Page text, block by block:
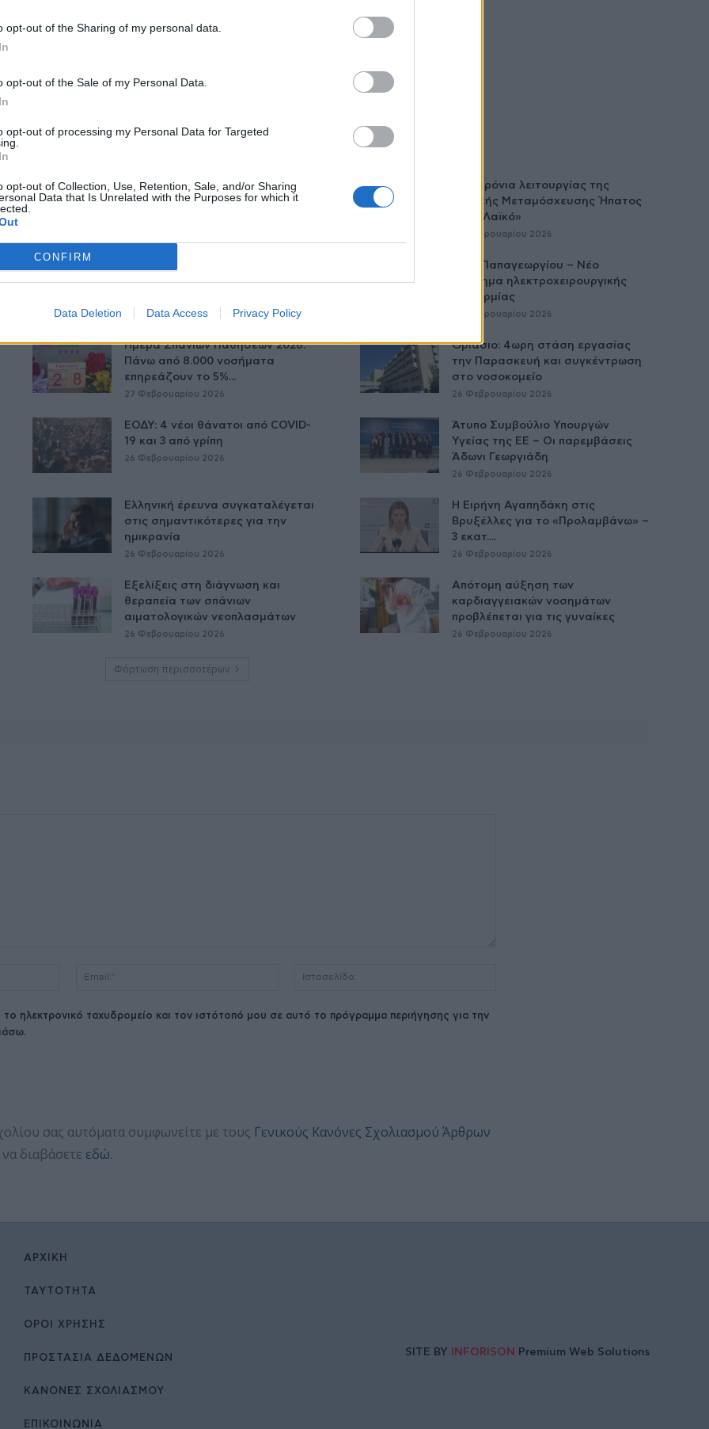
opt-out of the Sharing of my personal data.
opt-out of the Sale of my Personal Data.
opt-out of processing my Personal Data for Targeted
opt-out of Collection, Use, Retention, Sale, and/or Sharing
Data that Is Unrelated with the Purposes for which it
CONFIRM
Data Deletion Data Access Privacy Policy
Δείτε Ακόμη
Παράρτημα του Παίδων “Αγία
Σοφία” στο Ίλιον – Τι
Δύο χρόνια λειτουργίας της
Κλινικής Μεταμόσχευσης Ήπατος
στο «Λαϊκό»
27 Φεβρουαρίου 2026
ενήλικες θα νοσήσει
Νοσ. Παπαγεωργίου – Νέο
σύστημα ηλεκτροχειρουργικής
διαθερμίας
27 Φεβρουαρίου 2026
Ημέρα Σπανίων Παθήσεων 2026:
Πάνω από 8.000 νοσήματα
επηρεάζουν το 5%...
27 Φεβρουαρίου 2026
Θριάσιο: 4ωρη στάση εργασίας
την Παρασκευή και συγκέντρωση
στο νοσοκομείο
26 Φεβρουαρίου 2026
ΕΟΔΥ: 4 νέοι θάνατοι από COVID-
19 και 3 από γρίπη
26 Φεβρουαρίου 2026
Άτυπο Συμβούλιο Υπουργών
Υγείας της ΕE – Οι παρεμβάσεις
Άδωνι Γεωργιάδη
26 Φεβρουαρίου 2026
Ελληνική έρευνα συγκαταλέγεται
στις σημαντικότερες για την
ημικρανία
26 Φεβρουαρίου 2026
Η Ειρήνη Αγαπηδάκη στις
Βρυξέλλες για το «Προλαμβάνω» –
3 εκατ....
26 Φεβρουαρίου 2026
Εξελίξεις στη διάγνωση και
θεραπεία των σπάνιων
αιματολογικών νεοπλασμάτων
26 Φεβρουαρίου 2026
Απότομη αύξηση των
καρδιαγγειακών νοσημάτων
προβλέπεται για τις γυναίκες
26 Φεβρουαρίου 2026
Φόρτωση περισσοτέρων
ηλεκτρονικό ταχυδρομείο και τον ιστότοπό μου σε αυτό το πρόγραμμα περιήγησης για την
σας αυτόματα συμφωνείτε με τους Γενικούς Κανόνες Σχολιασμού Άρθρων
διαβάσετε εδώ.
ΑΡΧΙΚΉ
ΤΑΥΤΌΤΗΤΑ
ΌΡΟΙ ΧΡΉΣΗΣ
ΠΡΟΣΤΑΣΙΑ ΔΕΔΟΜΕΝΩΝ
ΚΑΝΟΝΕΣ ΣΧΟΛΙΑΣΜΟΥ
ΕΠΙΚΟΙΝΩΝΊΑ
SITE BY INFORISON Premium Web Solutions